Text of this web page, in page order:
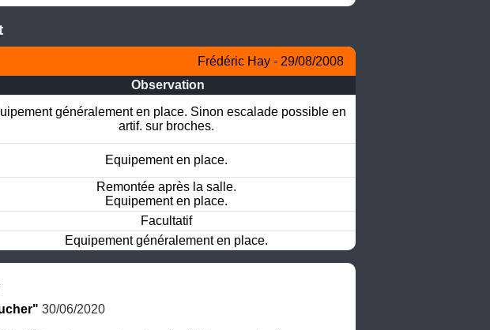
Frédéric Hay - 29/08/2008
Observation
généralement en place. Sinon escalade possible en
artif. sur broches.
Equipement en place.
Remontée après la salle.
Equipement en place.
Facultatif
Equipement généralement en place.
30/06/2020